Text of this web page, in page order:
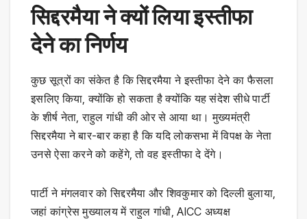
सिद्दरमैया ने क्यों लिया इस्तीफा
देने का निर्णय
कुछ सूत्रों का संकेत है कि सिद्दरमैया ने इस्तीफा देने का फैसला
इसलिए किया, क्योंकि हो सकता है क्योंकि यह संदेश सीधे पार्टी
के शीर्ष नेता, राहुल गांधी की ओर से आया था। मुख्यमंत्री
सिद्दरमैया ने बार-बार कहा है कि यदि लोकसभा में विपक्ष के नेता
उनसे ऐसा करने को कहेंगे, तो वह इस्तीफा दे देंगे।
पार्टी ने मंगलवार को सिद्दरमैया और शिवकुमार को दिल्ली बुलाया,
जहां कांग्रेस मुख्यालय में राहुल गांधी, AICC अध्यक्ष